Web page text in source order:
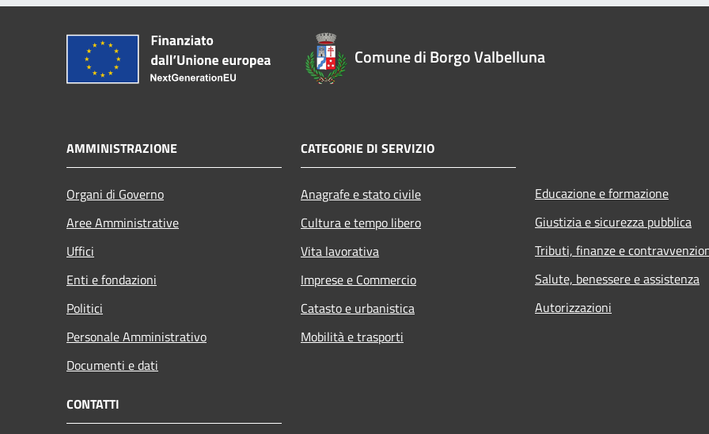
Comune di Borgo Valbelluna
AMMINISTRAZIONE
Organi di Governo
Aree Amministrative
Uffici
Enti e fondazioni
Politici
Personale Amministrativo
Documenti e dati
CATEGORIE DI SERVIZIO
Anagrafe e stato civile
Cultura e tempo libero
Vita lavorativa
Imprese e Commercio
Catasto e urbanistica
Mobilità e trasporti
Educazione e formazione
Giustizia e sicurezza pubblica
Tributi, finanze e
Salute, benessere e assistenza
Autorizzazioni
CONTATTI